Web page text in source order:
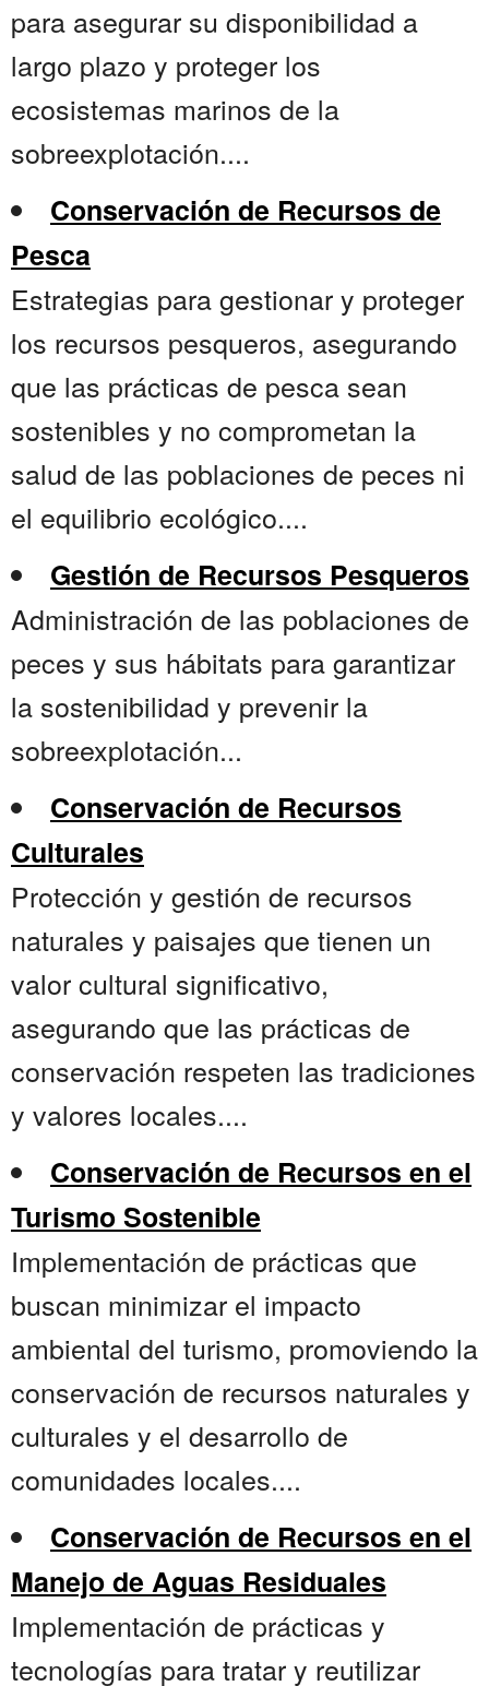
para asegurar su disponibilidad a
largo plazo y proteger los
ecosistemas marinos de la
sobreexplotación....
Conservación de Recursos de
Pesca
Estrategias para gestionar y proteger
los recursos pesqueros, asegurando
que las prácticas de pesca sean
sostenibles y no comprometan la
salud de las poblaciones de peces ni
el equilibrio ecológico....
Gestión de Recursos Pesqueros
Administración de las poblaciones de
peces y sus hábitats para garantizar
la sostenibilidad y prevenir la
sobreexplotación...
Conservación de Recursos
Culturales
Protección y gestión de recursos
naturales y paisajes que tienen un
valor cultural significativo,
asegurando que las prácticas de
conservación respeten las tradiciones
y valores locales....
Conservación de Recursos en el
Turismo Sostenible
Implementación de prácticas que
buscan minimizar el impacto
ambiental del turismo, promoviendo la
conservación de recursos naturales y
culturales y el desarrollo de
comunidades locales....
Conservación de Recursos en el
Manejo de Aguas Residuales
Implementación de prácticas y
tecnologías para tratar y reutilizar